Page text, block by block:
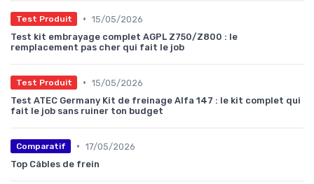
Test Produit • 15/05/2026
Test kit embrayage complet AGPL Z750/Z800 : le
remplacement pas cher qui fait le job
Test Produit • 15/05/2026
Test ATEC Germany Kit de freinage Alfa 147 : le kit complet qui
fait le job sans ruiner ton budget
Comparatif • 17/05/2026
Top Câbles de frein